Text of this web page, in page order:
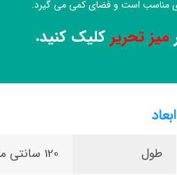
میز تحریر کلیک کنید.
ابعاد
طول 120 سانتی متر